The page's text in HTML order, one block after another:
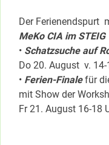
Der Ferienendspurt
MeKo CIA im STEIG
• Schatzsuche auf
Do 20. August v. 14-
• Ferien-Finalefür
mit Show der
Fr 21. August 16-18